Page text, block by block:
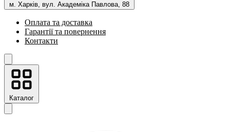
м. Харків, вул. Академіка Павлова, 88
Оплата та доставка
Гарантії та повернення
Контакти
Каталог